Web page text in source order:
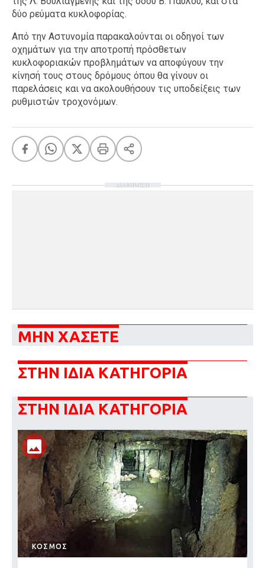
δύο ρεύματα κυκλοφορίας.
Από την Αστυνομία παρακαλούνται οι οδηγοί των
οχημάτων για την αποτροπή πρόσθετων
κυκλοφοριακών προβλημάτων να αποφύγουν την
κίνησή τους στους δρόμους όπου θα γίνουν οι
παρελάσεις και να ακολουθήσουν τις υποδείξεις των
ρυθμιστών τροχονόμων.
ΔΙΑΦΗΜΙΣΗ
ΜΗΝ ΧΑΣΕΤΕ
ΣΤΗΝ ΙΔΙΑ ΚΑΤΗΓΟΡΙΑ
ΣΤΗΝ ΙΔΙΑ ΚΑΤΗΓΟΡΙΑ
ΚΟΣΜΟΣ